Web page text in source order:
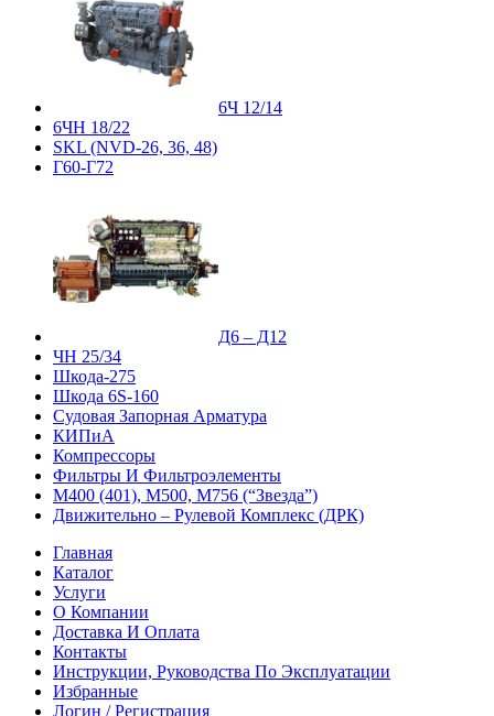
6Ч 12/14
6ЧН 18/22
SKL (NVD-26, 36, 48)
Г60-Г72
Д6 – Д12
ЧН 25/34
Шкода-275
Шкода 6S-160
Судовая Запорная Арматура
КИПиА
Компрессоры
Фильтры И Фильтроэлементы
М400 (401), М500, М756 (“Звезда”)
Движительно – Рулевой Комплекс (ДРК)
Главная
Каталог
Услуги
О Компании
Доставка И Оплата
Контакты
Инструкции, Руководства По Эксплуатации
Избранные
Логин / Регистрация